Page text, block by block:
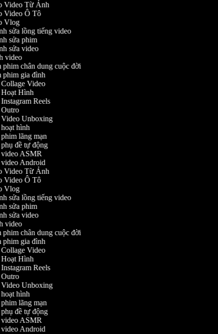
Video Từ Ảnh
Video Ô Tô
Vlog
sửa lồng tiếng video
sửa phim
sửa video
video
phim chân dung cuộc đời
phim gia đình
Collage Video
Hoạt Hình
Instagram Reels
Outro
Video Unboxing
hoạt hình
phim lãng mạn
phụ đề tự động
video ASMR
video Android
Video Từ Ảnh
Video Ô Tô
Vlog
sửa lồng tiếng video
sửa phim
sửa video
video
phim chân dung cuộc đời
phim gia đình
Collage Video
Hoạt Hình
Instagram Reels
Outro
Video Unboxing
hoạt hình
phim lãng mạn
phụ đề tự động
video ASMR
video Android